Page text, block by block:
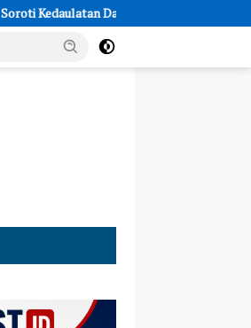
Hanya Soal Server, Tapi Kepercayaan